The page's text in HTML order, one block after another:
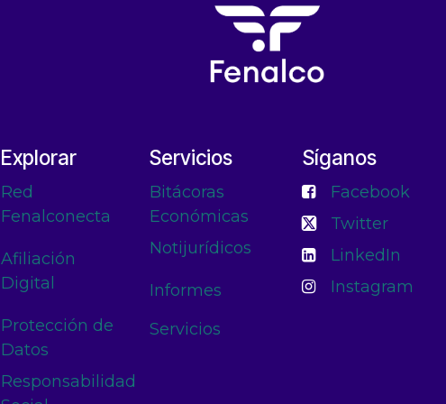
Explorar
Red
Fenalconecta
Afiliación
Digital
Protección de
Datos
Responsabilidad
Servicios
Bitácoras
Económicas
Notijurídicos
Informes
Servicios
Síganos
Facebook
Twitter
LinkedIn
Instagram